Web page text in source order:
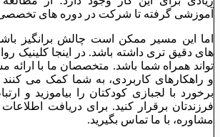
آموزشی گرفته تا شرکت در دوره‌ های تخصصی
اما این مسیر ممکن است چالش ‌برانگیز باشد
‌های دقیق ‌تری داشته باشد. در اینجا کلینیک
‌تواند همراه شما باشد. متخصصان ما با
و راهکارهای کاربردی، به شما کمک می‌
برخورد با لجبازی کودکتان را بیاموزید و
فرزندتان برقرار کنید. برای دریافت
مشاوره، با ما تماس بگیرید.